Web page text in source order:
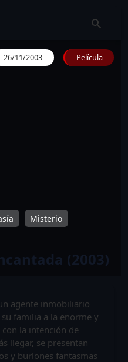
26/11/2003 Película
Misterio
(2003)
agente inmobiliario
familia a la enorme y
la intención de
llegar, se presentan
y burlones fantasmas